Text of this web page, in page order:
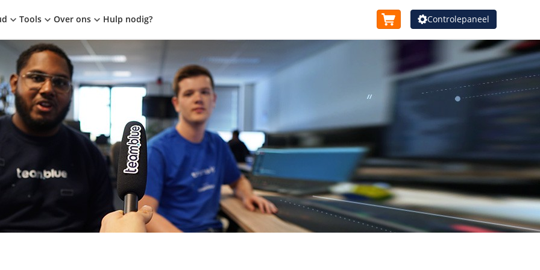
Tools Over ons Hulp nodig?
Controlepaneel